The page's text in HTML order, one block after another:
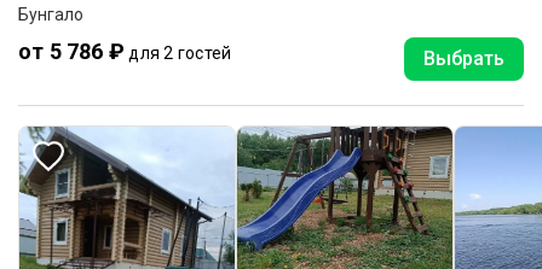
Бунгало
от 5 786 ₽ для 2 гостей Выбрать